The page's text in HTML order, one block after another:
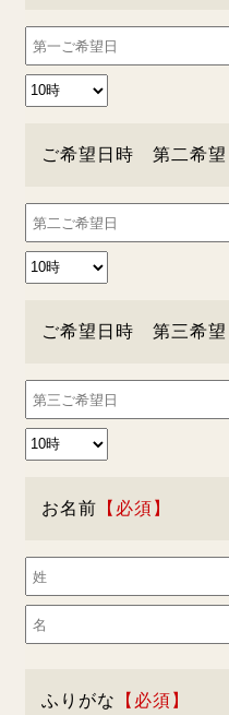
ご希望日時 第二希望
ご希望日時 第三希望
お名前
ふりがな